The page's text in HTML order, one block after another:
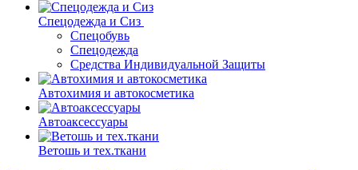
Спецодежда и Сиз
Спецобувь
Спецодежда
Средства Индивидуальной Защиты
Автохимия и автокосметика
Автоаксессуары
Ветошь и тех.ткани